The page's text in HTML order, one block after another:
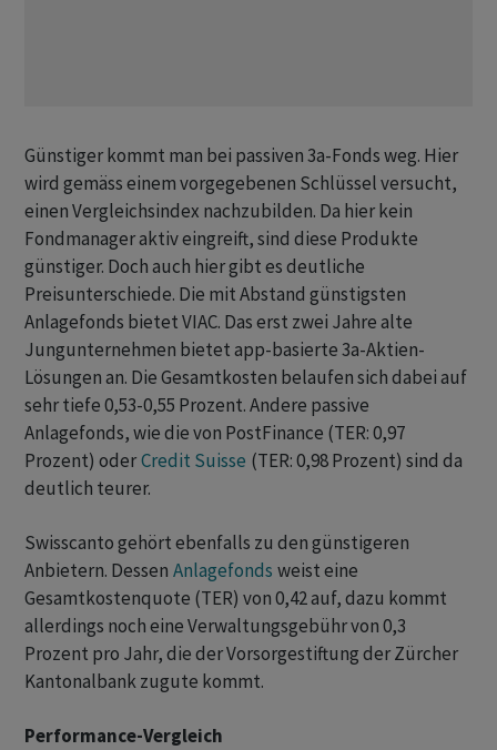
Günstiger kommt man bei passiven 3a-Fonds weg. Hier
wird gemäss einem vorgegebenen Schlüssel versucht,
einen Vergleichsindex nachzubilden. Da hier kein
Fondmanager aktiv eingreift, sind diese Produkte
günstiger. Doch auch hier gibt es deutliche
Preisunterschiede. Die mit Abstand günstigsten
Anlagefonds bietet VIAC. Das erst zwei Jahre alte
Jungunternehmen bietet app-basierte 3a-Aktien-
Lösungen an. Die Gesamtkosten belaufen sich dabei auf
sehr tiefe 0,53-0,55 Prozent. Andere passive
Anlagefonds, wie die von PostFinance (TER: 0,97
Prozent) oderCredit Suisse (TER: 0,98 Prozent) sind da
deutlich teurer.
Swisscanto gehört ebenfalls zu den günstigeren
Anbietern. Dessen Anlagefonds weist eine
Gesamtkostenquote (TER) von 0,42 auf, dazu kommt
allerdings noch eine Verwaltungsgebühr von 0,3
Prozent pro Jahr, die der Vorsorgestiftung der Zürcher
Kantonalbank zugute kommt.
Performance-Vergleich